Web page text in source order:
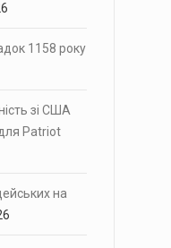
заявив, що…
1158 року
зі США
Patriot
на